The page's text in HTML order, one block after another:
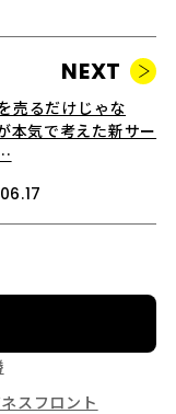
NEXT
売るだけじゃな
本気で考えた新サー
スフロント